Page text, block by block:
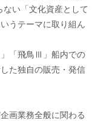
い「文化資産として
うテーマに取り組ん
「飛鳥Ⅲ」船内での
た独自の販売・発信
画業務全般に関わる